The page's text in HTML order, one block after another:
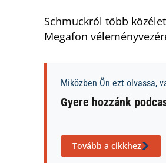
Schmuckról több
Megafon
Miközben Ön ezt olvassa,
Gyere hozzánk
Tovább a cikkhez